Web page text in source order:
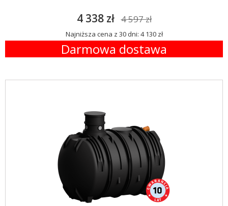
4 338 zł 4 597 zł
Najniższa cena z 30 dni: 4 130 zł
Darmowa dostawa